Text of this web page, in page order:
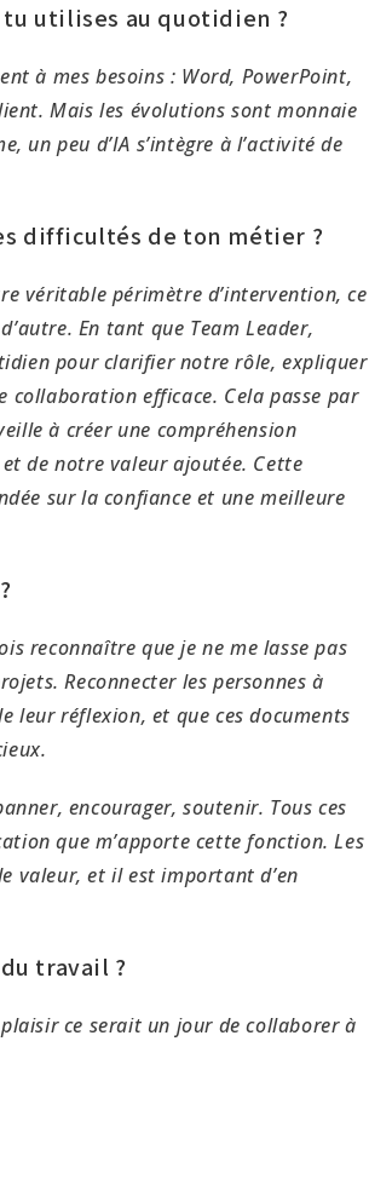
utilises au quotidien ?
à mes besoins : Word, PowerPoint,
Mais les évolutions sont monnaie
un peu d’IA s’intègre à l’activité de
difficultés de ton métier ?
véritable périmètre d’intervention, ce
En tant que Team Leader,
pour clarifier notre rôle, expliquer
efficace. Cela passe par
à créer une compréhension
de notre valeur ajoutée. Cette
sur la confiance et une meilleure
reconnaître que je ne me lasse pas
Reconnecter les personnes à
leur réflexion, et que ces documents
encourager, soutenir. Tous ces
que m’apporte cette fonction. Les
valeur, et il est important d’en
travail ?
ce serait un jour de collaborer à